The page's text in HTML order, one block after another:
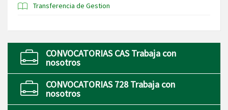
Transferencia de Gestion
CONVOCATORIAS CAS Trabaja con
nosotros
CONVOCATORIAS 728 Trabaja con
nosotros